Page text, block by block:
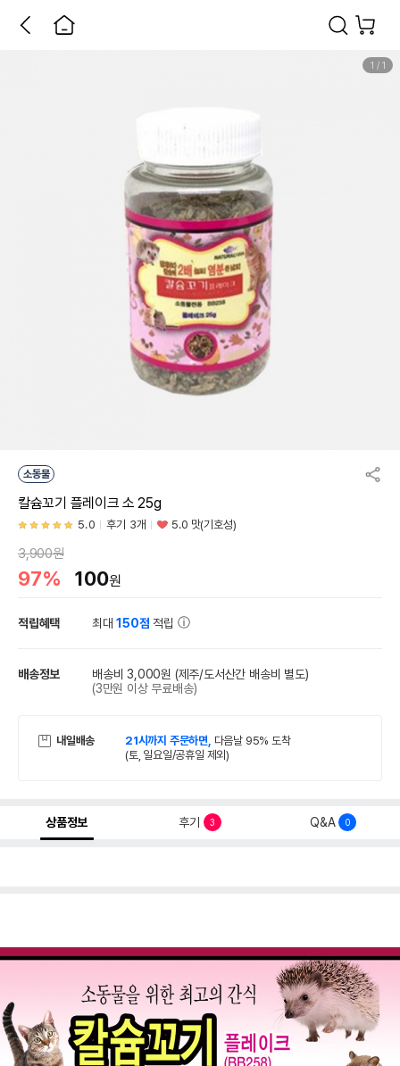
1 / 1
소동물
칼슘꼬기 플레이크 소 25g
5.0 후기 3개 5.0 맛(기호성)
3,900원
97% 100원
적립혜택 최대150점 적립
배송정보 배송비 3,000원 (제주/도서산간 배송비 별도)
(3만원 이상 무료배송)
내일배송 21시까지 주문하면, 다음날 95% 도착
(토, 일요일/공휴일 제외)
상품정보 후기 3 Q&A 0